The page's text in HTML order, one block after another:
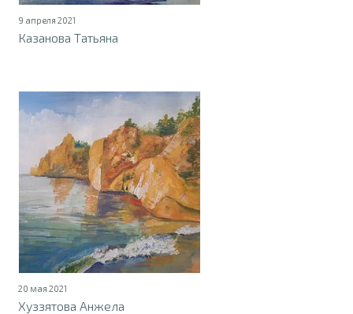
9 апреля 2021
Казанова Татьяна
20 мая 2021
Хуззятова Анжела